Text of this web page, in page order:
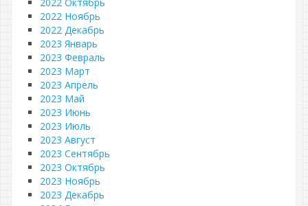
2022 Ноябрь
2022 Декабрь
2023 Январь
2023 Февраль
2023 Март
2023 Апрель
2023 Май
2023 Июнь
2023 Июль
2023 Август
2023 Сентябрь
2023 Октябрь
2023 Ноябрь
2023 Декабрь